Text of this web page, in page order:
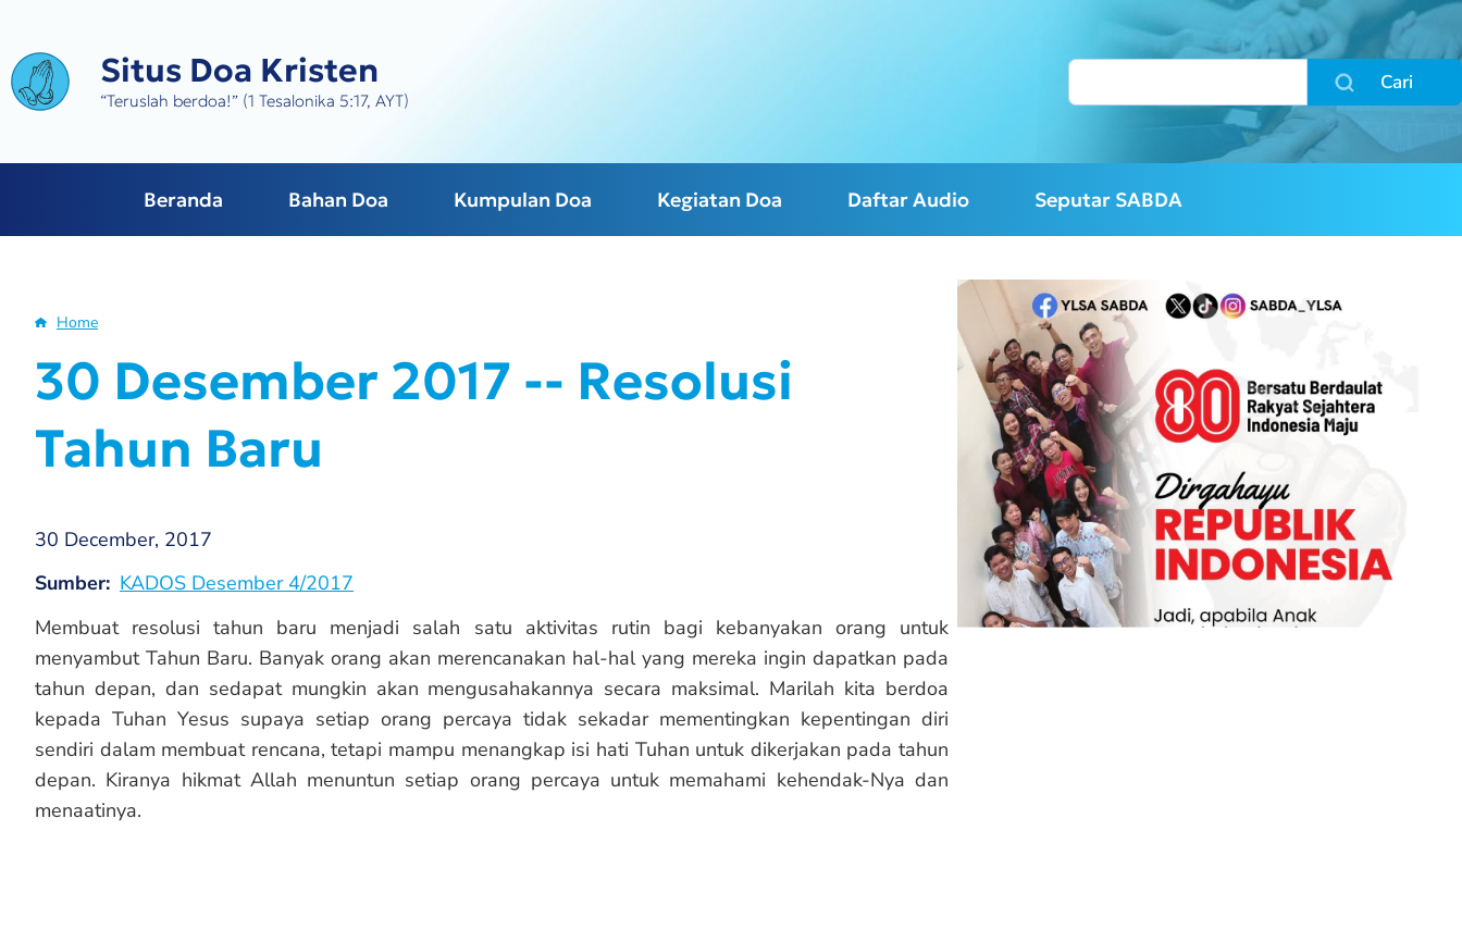
main
content
Situs Doa Kristen
“Teruslah berdoa!” (1 Tesalonika 5:17, AYT)
Beranda Bahan Doa Kumpulan Doa Kegiatan Doa Daftar Audio Seputar SABDA
Home
30 Desember 2017 -- Resolusi
Tahun Baru
30 December, 2017
Sumber KADOS Desember 4/2017
Membuat resolusi tahun baru menjadi salah satu aktivitas rutin bagi kebanyakan orang untuk
menyambut Tahun Baru. Banyak orang akan merencanakan hal-hal yang mereka ingin dapatkan pada
tahun depan, dan sedapat mungkin akan mengusahakannya secara maksimal. Marilah kita berdoa
kepada Tuhan Yesus supaya setiap orang percaya tidak sekadar mementingkan kepentingan diri
sendiri dalam membuat rencana, tetapi mampu menangkap isi hati Tuhan untuk dikerjakan pada tahun
depan. Kiranya hikmat Allah menuntun setiap orang percaya untuk memahami kehendak-Nya dan
menaatinya.